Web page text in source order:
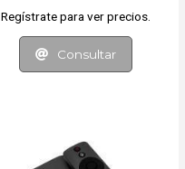
Regístrate para ver precios.
Consultar